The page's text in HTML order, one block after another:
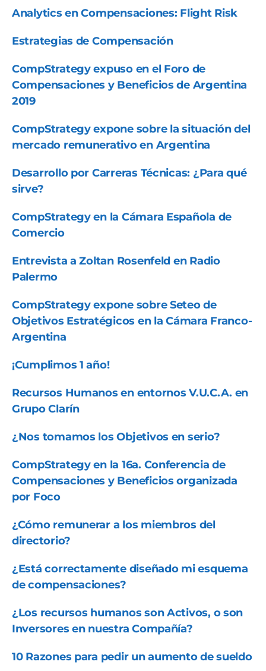
Analytics en Compensaciones: Flight Risk
Estrategias de Compensación
CompStrategy expuso en el Foro de
Compensaciones y Beneficios de Argentina
2019
CompStrategy expone sobre la situación del
mercado remunerativo en Argentina
Desarrollo por Carreras Técnicas: ¿Para qué
sirve?
CompStrategy en la Cámara Española de
Comercio
Entrevista a Zoltan Rosenfeld en Radio
Palermo
CompStrategy expone sobre Seteo de
Objetivos Estratégicos en la Cámara Franco-
Argentina
¡Cumplimos 1 año!
Recursos Humanos en entornos V.U.C.A. en
Grupo Clarín
¿Nos tomamos los Objetivos en serio?
CompStrategy en la 16a. Conferencia de
Compensaciones y Beneficios organizada
por Foco
¿Cómo remunerar a los miembros del
directorio?
¿Está correctamente diseñado mi esquema
de compensaciones?
¿Los recursos humanos son Activos, o son
Inversores en nuestra Compañía?
10 Razones para pedir un aumento de sueldo